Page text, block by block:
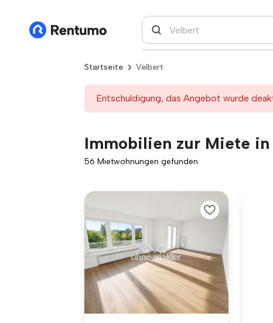
Startseite Velbert
Entschuldigung, das Angebot wurde
Immobilien zur Miete
56 Mietwohnungen gefunden